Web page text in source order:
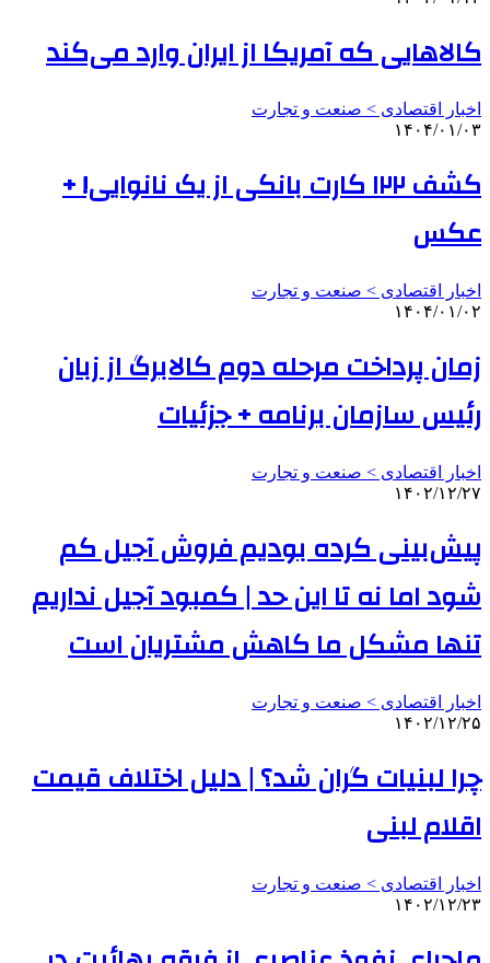
کالاهایی که آمریکا از ایران وارد می‌کند
اخبار اقتصادی > صنعت و تجارت
۱۴۰۴/۰۱/۰۳
کشف ۱۲۲ کارت بانکی از یک نانوایی! +
عکس
اخبار اقتصادی > صنعت و تجارت
۱۴۰۴/۰۱/۰۲
زمان پرداخت مرحله دوم کالابرگ از زبان
رئیس سازمان برنامه‌ + جزئیات
اخبار اقتصادی > صنعت و تجارت
۱۴۰۲/۱۲/۲۷
پیش‌بینی کرده بودیم فروش آجیل کم
شود اما نه تا این حد | کمبود آجیل نداریم
تنها مشکل ما کاهش مشتریان است
اخبار اقتصادی > صنعت و تجارت
۱۴۰۲/۱۲/۲۵
چرا لبنیات گران شد؟ | دلیل اختلاف قیمت
اقلام لبنی
اخبار اقتصادی > صنعت و تجارت
۱۴۰۲/۱۲/۲۳